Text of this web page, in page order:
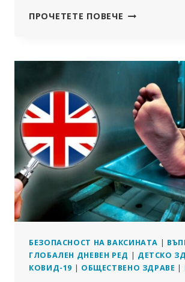
ПРОЧЕТЕТЕ ПОВЕЧЕ ГОЛЕМИЯТ
ОТГОВАРЯТ
БЕЗОПАСНОСТ НА ВАКСИНАТА |
ГЛОБАЛЕН ДНЕВЕН РЕД | ДЕТСКО
КОВИД-19 | ОБЩЕСТВЕНО ЗДРАВЕ |